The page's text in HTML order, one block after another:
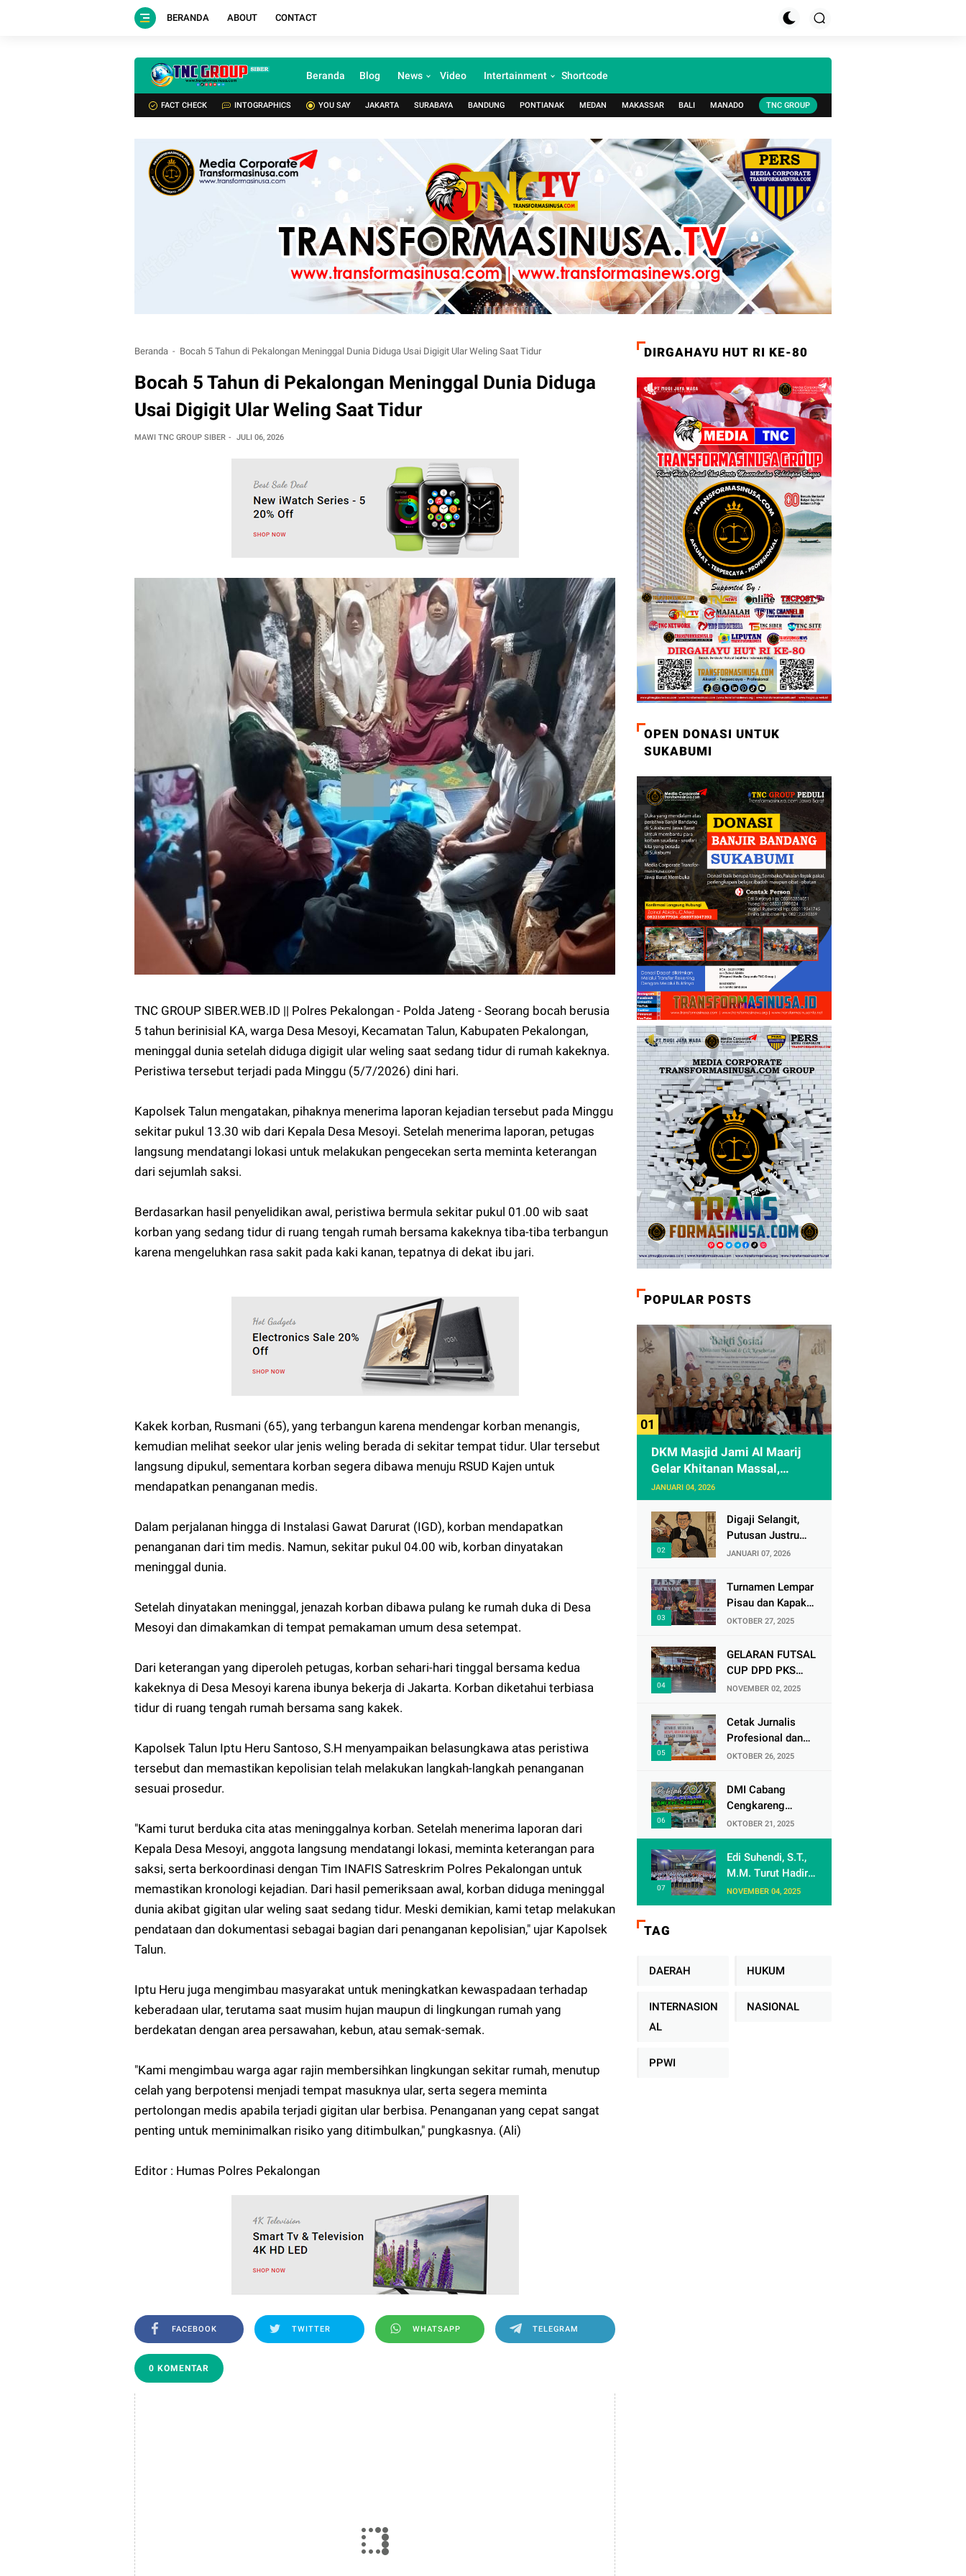
BERANDA ABOUT CONTACT
Beranda Blog News Video Intertainment Shortcode
FACT CHECK INTOGRAPHICS YOU SAY JAKARTA SURABAYA BANDUNG PONTIANAK MEDAN MAKASSAR BALI MANADO TNC GROUP
Beranda Bocah 5 Tahun di Pekalongan Meninggal Dunia Diduga Usai Digigit Ular Weling Saat Tidur
Bocah 5 Tahun di Pekalongan Meninggal Dunia Diduga
Usai Digigit Ular Weling Saat Tidur
MAWI TNC GROUP SIBER JULI 06, 2026
TNC GROUP SIBER.WEB.ID || Polres Pekalongan - Polda Jateng - Seorang bocah berusia
5 tahun berinisial KA, warga Desa Mesoyi, Kecamatan Talun, Kabupaten Pekalongan,
meninggal dunia setelah diduga digigit ular weling saat sedang tidur di rumah kakeknya.
Peristiwa tersebut terjadi pada Minggu (5/7/2026) dini hari.
Kapolsek Talun mengatakan, pihaknya menerima laporan kejadian tersebut pada Minggu
sekitar pukul 13.30 wib dari Kepala Desa Mesoyi. Setelah menerima laporan, petugas
langsung mendatangi lokasi untuk melakukan pengecekan serta meminta keterangan
dari sejumlah saksi.
Berdasarkan hasil penyelidikan awal, peristiwa bermula sekitar pukul 01.00 wib saat
korban yang sedang tidur di ruang tengah rumah bersama kakeknya tiba-tiba terbangun
karena mengeluhkan rasa sakit pada kaki kanan, tepatnya di dekat ibu jari.
Kakek korban, Rusmani (65), yang terbangun karena mendengar korban menangis,
kemudian melihat seekor ular jenis weling berada di sekitar tempat tidur. Ular tersebut
langsung dipukul, sementara korban segera dibawa menuju RSUD Kajen untuk
mendapatkan penanganan medis.
Dalam perjalanan hingga di Instalasi Gawat Darurat (IGD), korban mendapatkan
penanganan dari tim medis. Namun, sekitar pukul 04.00 wib, korban dinyatakan
meninggal dunia.
Setelah dinyatakan meninggal, jenazah korban dibawa pulang ke rumah duka di Desa
Mesoyi dan dimakamkan di tempat pemakaman umum desa setempat.
Dari keterangan yang diperoleh petugas, korban sehari-hari tinggal bersama kedua
kakeknya di Desa Mesoyi karena ibunya bekerja di Jakarta. Korban diketahui terbiasa
tidur di ruang tengah rumah bersama sang kakek.
Kapolsek Talun Iptu Heru Santoso, S.H menyampaikan belasungkawa atas peristiwa
tersebut dan memastikan kepolisian telah melakukan langkah-langkah penanganan
sesuai prosedur.
"Kami turut berduka cita atas meninggalnya korban. Setelah menerima laporan dari
Kepala Desa Mesoyi, anggota langsung mendatangi lokasi, meminta keterangan para
saksi, serta berkoordinasi dengan Tim INAFIS Satreskrim Polres Pekalongan untuk
memastikan kronologi kejadian. Dari hasil pemeriksaan awal, korban diduga meninggal
dunia akibat gigitan ular weling saat sedang tidur. Meski demikian, kami tetap melakukan
pendataan dan dokumentasi sebagai bagian dari penanganan kepolisian," ujar Kapolsek
Talun.
Iptu Heru juga mengimbau masyarakat untuk meningkatkan kewaspadaan terhadap
keberadaan ular, terutama saat musim hujan maupun di lingkungan rumah yang
berdekatan dengan area persawahan, kebun, atau semak-semak.
"Kami mengimbau warga agar rajin membersihkan lingkungan sekitar rumah, menutup
celah yang berpotensi menjadi tempat masuknya ular, serta segera meminta
pertolongan medis apabila terjadi gigitan ular berbisa. Penanganan yang cepat sangat
penting untuk meminimalkan risiko yang ditimbulkan," pungkasnya. (Ali)
Editor : Humas Polres Pekalongan
FACEBOOK TWITTER WHATSAPP TELEGRAM
0 KOMENTAR
DIRGAHAYU HUT RI KE-80
OPEN DONASI UNTUK
SUKABUMI
POPULAR POSTS
DKM Masjid Jami Al Maarij
Gelar Khitanan Massal,
Diikuti 61 Anak
JANUARI 04, 2026
Digaji Selangit,
Putusan Justru
Melukai Rasa
JANUARI 07, 2026
Turnamen Lempar
Pisau dan Kapak
D’Lesatt Open
Kota Tangerang
Raih Prestasi
OKTOBER 27, 2025
GELARAN FUTSAL
CUP DPD PKS
JAKARTA BARAT
DIBUKA
NOVEMBER 02, 2025
Cetak Jurnalis
Profesional dan
Berintegritas, PKS
Gelar Pelatihan
Jurnalistik
OKTOBER 26, 2025
DMI Cabang
Cengkareng
Agendakan Rihlah
2025 Untuk
Pengurus DKM Se
- Kecamatan
OKTOBER 21, 2025
Edi Suhendi, S.T.,
M.M. Turut Hadir
dalam Bimtek
Nasional Anggota
NOVEMBER 04, 2025
TAG
DAERAH HUKUM
INTERNASION
AL
NASIONAL
PPWI